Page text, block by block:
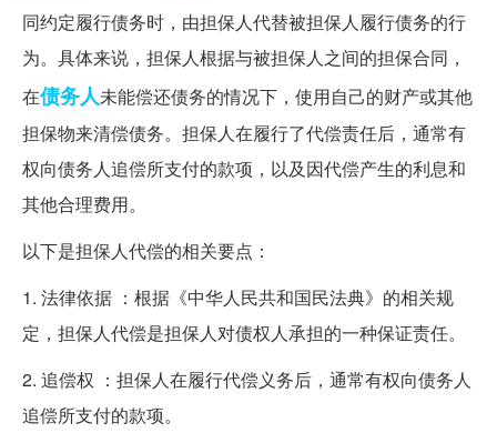
同约定履行债务时，由担保人代替被担保人履行债务的行
为。具体来说，担保人根据与被担保人之间的担保合同，
在债务人未能偿还债务的情况下，使用自己的财产或其他
担保物来清偿债务。担保人在履行了代偿责任后，通常有
权向债务人追偿所支付的款项，以及因代偿产生的利息和
其他合理费用。
以下是担保人代偿的相关要点：
1. 法律依据 ：根据《中华人民共和国民法典》的相关规
定，担保人代偿是担保人对债权人承担的一种保证责任。
2. 追偿权 ：担保人在履行代偿义务后，通常有权向债务人
追偿所支付的款项。